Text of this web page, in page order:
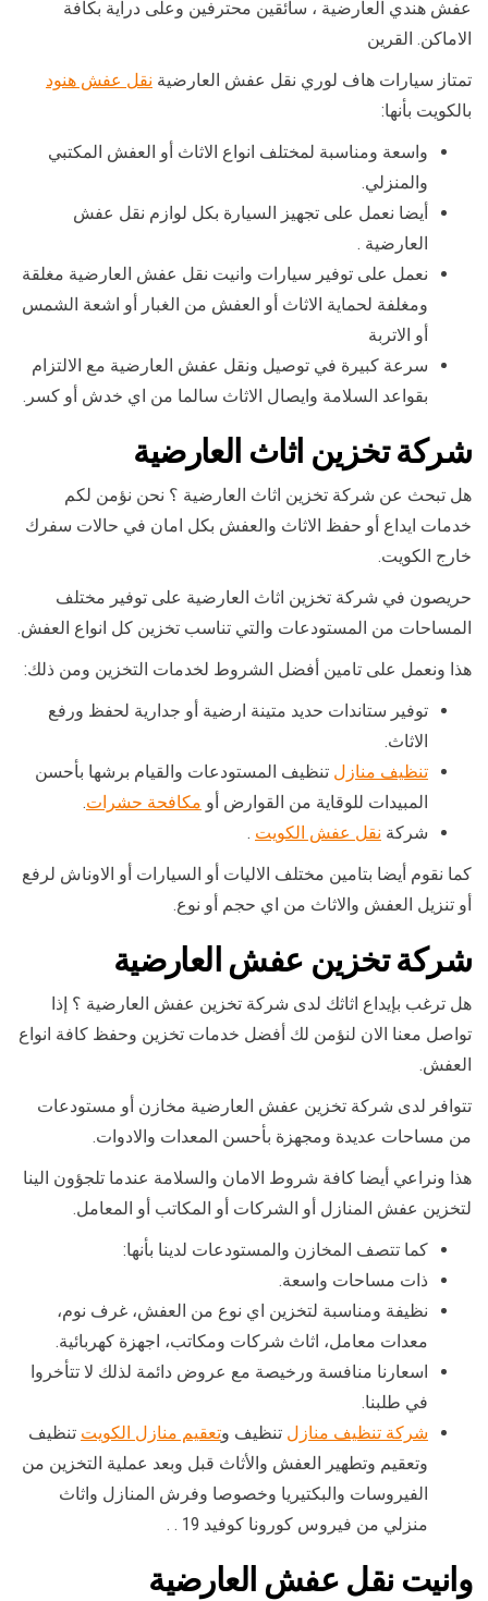
عفش هندي العارضية ، سائقين محترفين وعلى دراية بكافة
الاماكن. القرين
تمتاز سيارات هاف لوري نقل عفش العارضية نقل عفش هنود
بالكويت بأنها:
واسعة ومناسبة لمختلف انواع الاثاث أو العفش المكتبي
والمنزلي.
أيضا نعمل على تجهيز السيارة بكل لوازم نقل عفش
العارضية .
نعمل على توفير سيارات وانيت نقل عفش العارضية مغلقة
ومغلفة لحماية الاثاث أو العفش من الغبار أو اشعة الشمس
أو الاتربة
سرعة كبيرة في توصيل ونقل عفش العارضية مع الالتزام
بقواعد السلامة وايصال الاثاث سالما من اي خدش أو كسر.
شركة تخزين اثاث العارضية
هل تبحث عن شركة تخزين اثاث العارضية ؟ نحن نؤمن لكم
خدمات ايداع أو حفظ الاثاث والعفش بكل امان في حالات سفرك
خارج الكويت.
حريصون في شركة تخزين اثاث العارضية على توفير مختلف
المساحات من المستودعات والتي تناسب تخزين كل انواع العفش.
هذا ونعمل على تامين أفضل الشروط لخدمات التخزين ومن ذلك:
توفير ستاندات حديد متينة ارضية أو جدارية لحفظ ورفع
الاثاث.
تنظيف منازل تنظيف المستودعات والقيام برشها بأحسن
المبيدات للوقاية من القوارض أو مكافحة حشرات.
شركة نقل عفش الكويت .
كما نقوم أيضا بتامين مختلف الاليات أو السيارات أو الاوناش لرفع
أو تنزيل العفش والاثاث من اي حجم أو نوع.
شركة تخزين عفش العارضية
هل ترغب بإيداع اثاثك لدى شركة تخزين عفش العارضية ؟ إذا
تواصل معنا الان لنؤمن لك أفضل خدمات تخزين وحفظ كافة انواع
العفش.
تتوافر لدى شركة تخزين عفش العارضية مخازن أو مستودعات
من مساحات عديدة ومجهزة بأحسن المعدات والادوات.
هذا ونراعي أيضا كافة شروط الامان والسلامة عندما تلجؤون الينا
لتخزين عفش المنازل أو الشركات أو المكاتب أو المعامل.
كما تتصف المخازن والمستودعات لدينا بأنها:
ذات مساحات واسعة.
نظيفة ومناسبة لتخزين اي نوع من العفش، غرف نوم،
معدات معامل، اثاث شركات ومكاتب، اجهزة كهربائية.
اسعارنا منافسة ورخيصة مع عروض دائمة لذلك لا تتأخروا
في طلبنا.
شركة تنظيف منازل تنظيف وتعقيم منازل الكويت تنظيف
وتعقيم وتطهير العفش والأثاث قبل وبعد عملية التخزين من
الفيروسات والبكتيريا وخصوصا وفرش المنازل واثاث
منزلي من فيروس كورونا كوفيد 19 . .
وانيت نقل عفش العارضية